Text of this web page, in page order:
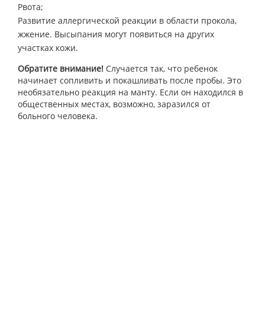
Рвота;
Развитие аллергической реакции в области прокола,
жжение. Высыпания могут появиться на других
участках кожи.
Обратите внимание! Случается так, что ребенок
начинает сопливить и покашливать после пробы. Это
необязательно реакция на манту. Если он находился в
общественных местах, возможно, заразился от
больного человека.